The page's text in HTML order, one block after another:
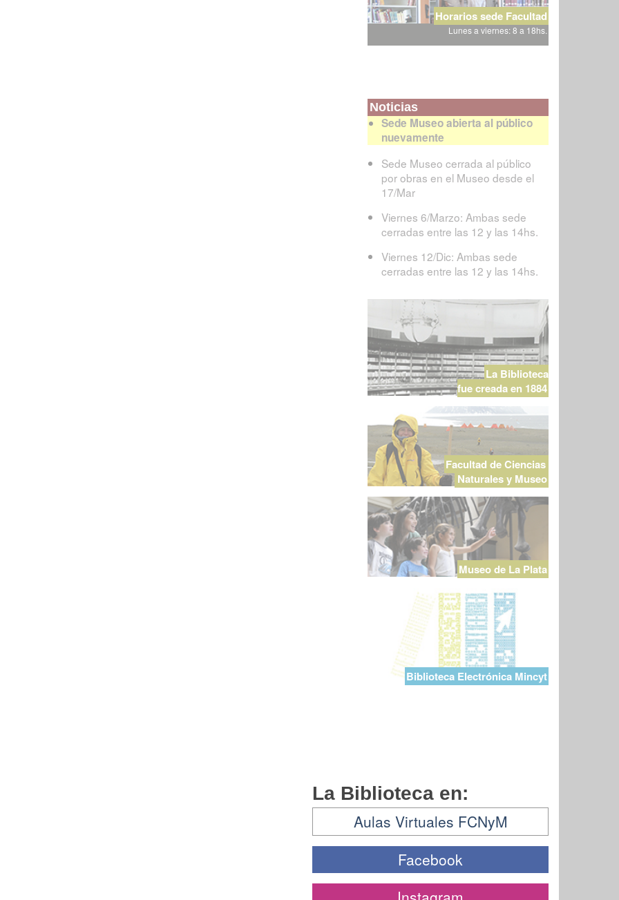
Horarios sede Facultad
Lunes a viernes: 8 a 18hs.
Noticias
Sede Museo abierta al público
nuevamente
Sede Museo cerrada al público
por obras en el Museo desde el
17/Mar
Viernes 6/Marzo: Ambas sede
cerradas entre las 12 y las 14hs.
Viernes 12/Dic: Ambas sede
cerradas entre las 12 y las 14hs.
La Biblioteca
fue creada en 1884
Facultad de Ciencias
Naturales y Museo
Museo de La Plata
Biblioteca Electrónica Mincyt
La Biblioteca en:
Aulas Virtuales FCNyM
Facebook